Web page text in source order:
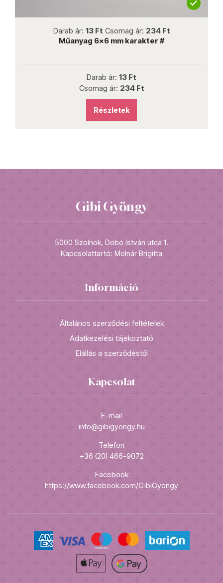
Darab ár: 13 Ft Csomag ár: 234 Ft
Műanyag 6x6 mm karakter #
Darab ár: 13 Ft
Csomag ár: 234 Ft
Részletek
Gibi Gyöngy
5000 Szolnok, Dobó István utca 1.
Kapcsolattartó: Molnár Brigitta
Információ
Általános szerződési feltételek
Adatkezelési tájékoztató
Elállás a szerződéstől
Kapcsolat
E-mail
info@gibigyongy.hu
Telefon
+36 (20) 466-9072
Facebook
https://www.facebook.com/GibiGyongy